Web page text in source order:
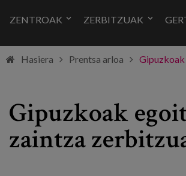
ZENTROAK ZERBITZUAK
Hasiera Prentsa arloa
Gipuzkoak
zaintza